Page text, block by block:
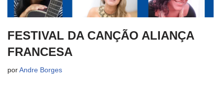
FESTIVAL DA CANÇÃO ALIANÇA
FRANCESA
por Andre Borges